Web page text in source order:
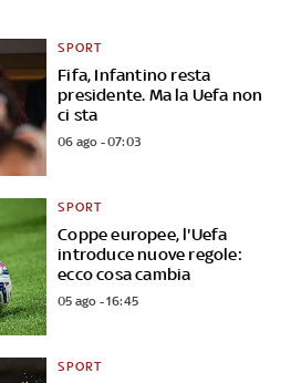
Fifa, Infantino resta
presidente. Ma la Uefa non
ci sta
SPORT
06 ago - 07:03
Coppe europee, l'Uefa
introduce nuove regole:
ecco cosa cambia
SPORT
05 ago - 16:45
SPORT